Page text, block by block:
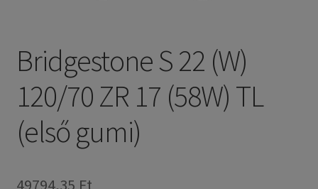
Bridgestone S 22 (W)
120/70 ZR 17 (58W) TL
(első gumi)
49794,35 Ft